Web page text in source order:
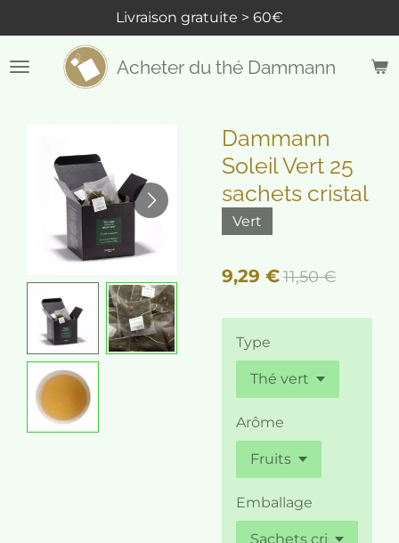
au
contenu
principal
Acheter du thé Dammann
Livraison gratuite > 60€
Dammann
Soleil Vert 25
sachets cristal
Vert
9,29 €11,50 €
Type
Arôme
Emballage